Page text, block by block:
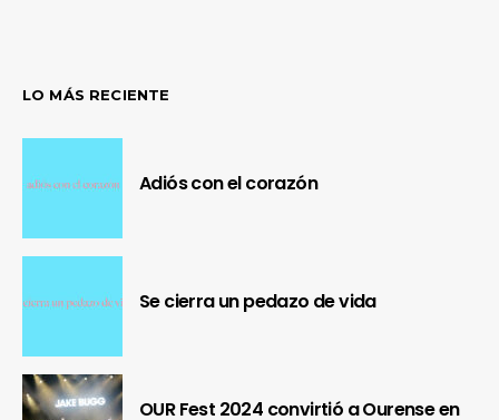
LO MÁS RECIENTE
Adiós con el corazón
Se cierra un pedazo de vida
OUR Fest 2024 convirtió a Ourense en